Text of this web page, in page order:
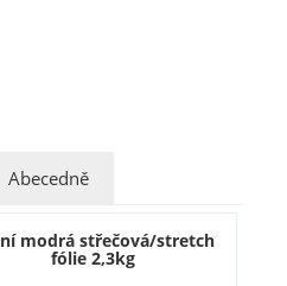
Abecedně
modrá střečová/stretch
fólie 2,3kg